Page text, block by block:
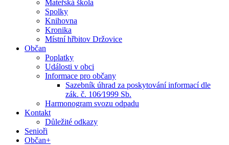
Mateřská škola
Spolky
Knihovna
Kronika
Místní hřbitov Držovice
Občan
Poplatky
Události v obci
Informace pro občany
Sazebník úhrad za poskytování informací dle
zák. č. 106⁄1999 Sb.
Harmonogram svozu odpadu
Kontakt
Důležité odkazy
Senioři
Občan+